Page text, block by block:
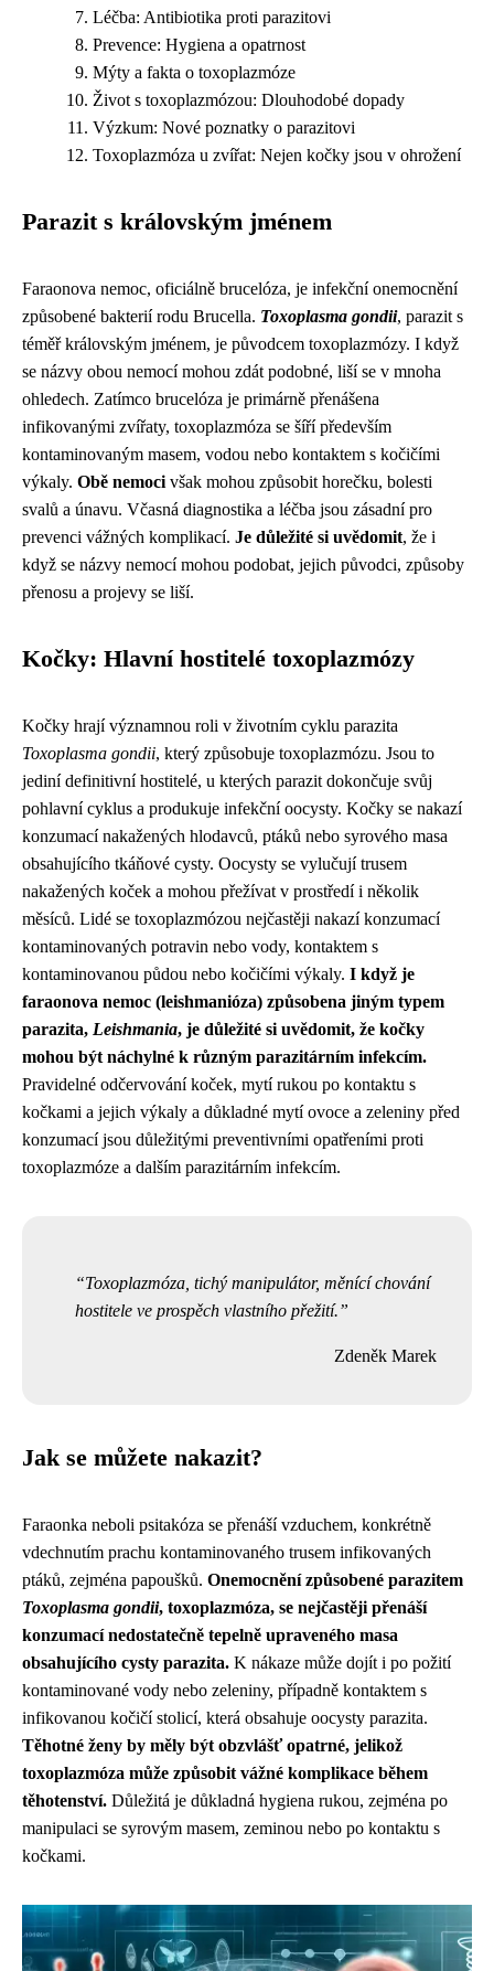
Léčba: Antibiotika proti parazitovi
Prevence: Hygiena a opatrnost
Mýty a fakta o toxoplazmóze
Život s toxoplazmózou: Dlouhodobé dopady
Výzkum: Nové poznatky o parazitovi
Toxoplazmóza u zvířat: Nejen kočky jsou v ohrožení
Parazit s královským jménem
Faraonova nemoc, oficiálně brucelóza, je infekční onemocnění
způsobené bakterií rodu Brucella. Toxoplasma gondii, parazit s
téměř královským jménem, je původcem toxoplazmózy. I když
se názvy obou nemocí mohou zdát podobné, liší se v mnoha
ohledech. Zatímco brucelóza je primárně přenášena
infikovanými zvířaty, toxoplazmóza se šíří především
kontaminovaným masem, vodou nebo kontaktem s kočičími
výkaly. Obě nemoci však mohou způsobit horečku, bolesti
svalů a únavu. Včasná diagnostika a léčba jsou zásadní pro
prevenci vážných komplikací. Je důležité si uvědomit, že i
když se názvy nemocí mohou podobat, jejich původci, způsoby
přenosu a projevy se liší.
Kočky: Hlavní hostitelé toxoplazmózy
Kočky hrají významnou roli v životním cyklu parazita
Toxoplasma gondii, který způsobuje toxoplazmózu. Jsou to
jediní definitivní hostitelé, u kterých parazit dokončuje svůj
pohlavní cyklus a produkuje infekční oocysty. Kočky se nakazí
konzumací nakažených hlodavců, ptáků nebo syrového masa
obsahujícího tkáňové cysty. Oocysty se vylučují trusem
nakažených koček a mohou přežívat v prostředí i několik
měsíců. Lidé se toxoplazmózou nejčastěji nakazí konzumací
kontaminovaných potravin nebo vody, kontaktem s
kontaminovanou půdou nebo kočičími výkaly. I když je
faraonova nemoc (leishmanióza) způsobena jiným typem
parazita, Leishmania, je důležité si uvědomit, že kočky
mohou být náchylné k různým parazitárním infekcím.
Pravidelné odčervování koček, mytí rukou po kontaktu s
kočkami a jejich výkaly a důkladné mytí ovoce a zeleniny před
konzumací jsou důležitými preventivními opatřeními proti
toxoplazmóze a dalším parazitárním infekcím.
Toxoplazmóza, tichý manipulátor, měnící chování
hostitele ve prospěch vlastního přežití.
Zdeněk Marek
Jak se můžete nakazit?
Faraonka neboli psitakóza se přenáší vzduchem, konkrétně
vdechnutím prachu kontaminovaného trusem infikovaných
ptáků, zejména papoušků. Onemocnění způsobené parazitem
Toxoplasma gondii, toxoplazmóza, se nejčastěji přenáší
konzumací nedostatečně tepelně upraveného masa
obsahujícího cysty parazita. K nákaze může dojít i po požití
kontaminované vody nebo zeleniny, případně kontaktem s
infikovanou kočičí stolicí, která obsahuje oocysty parazita.
Těhotné ženy by měly být obzvlášť opatrné, jelikož
toxoplazmóza může způsobit vážné komplikace během
těhotenství. Důležitá je důkladná hygiena rukou, zejména po
manipulaci se syrovým masem, zeminou nebo po kontaktu s
kočkami.